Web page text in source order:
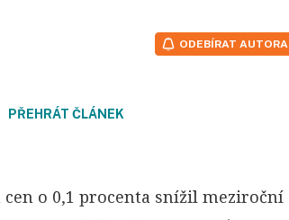
PŘEHRÁT ČLÁNEK
ODEBÍRAT AUTORA
o 0,1 procenta snížil meziroční